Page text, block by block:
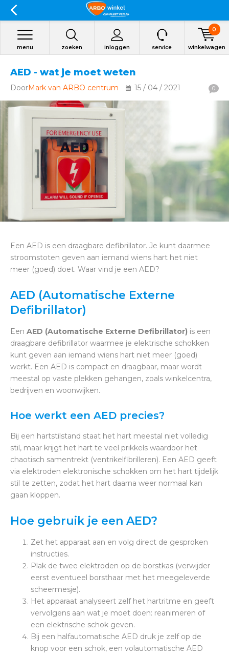
zoeken inloggen
menu service winkelwagen
0
AED - wat je moet weten
DoorMark van ARBO centrum 15 / 04 / 2021 0
Een AED is een draagbare defibrillator. Je kunt daarmee
stroomstoten geven aan iemand wiens hart het niet
meer (goed) doet. Waar vind je een AED?
AED (Automatische Externe
Defibrillator)
Een AED (Automatische Externe Defibrillator) is een
draagbare defibrillator waarmee je elektrische schokken
kunt geven aan iemand wiens hart niet meer (goed)
werkt. Een AED is compact en draagbaar, maar wordt
meestal op vaste plekken gehangen, zoals winkelcentra,
bedrijven en woonwijken.
Hoe werkt een AED precies?
Bij een hartstilstand staat het hart meestal niet volledig
stil, maar krijgt het hart te veel prikkels waardoor het
chaotisch samentrekt (ventrikelfibrilleren). Een AED geeft
via elektroden elektronische schokken om het hart tijdelijk
stil te zetten, zodat het hart daarna weer normaal kan
gaan kloppen.
Hoe gebruik je een AED?
Zet het apparaat aan en volg direct de gesproken
instructies.
Plak de twee elektroden op de borstkas (verwijder
eerst eventueel borsthaar met het meegeleverde
scheermesje).
Het apparaat analyseert zelf het hartritme en geeft
vervolgens aan wat je moet doen: reanimeren of
een elektrische schok geven.
Bij een halfautomatische AED druk je zelf op de
knop voor een schok, een volautomatische AED